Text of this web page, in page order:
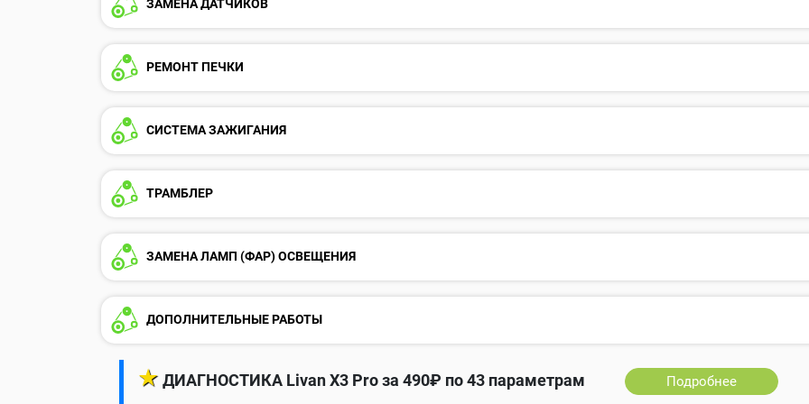
ЗАМЕНА ДАТЧИКОВ
РЕМОНТ ПЕЧКИ
СИСТЕМА ЗАЖИГАНИЯ
ТРАМБЛЕР
ЗАМЕНА ЛАМП (ФАР) ОСВЕЩЕНИЯ
ДОПОЛНИТЕЛЬНЫЕ РАБОТЫ
★ ДИАГНОСТИКА Livan X3 Pro за 490₽ по 43 параметрам Подробнее